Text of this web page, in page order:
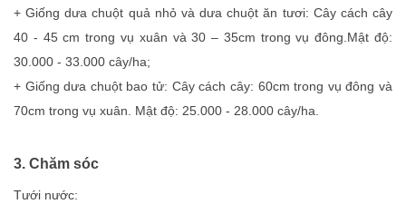
+ Giống dưa chuột quả nhỏ và dưa chuột ăn tươi: Cây cách cây
40 - 45 cm trong vụ xuân và 30 – 35cm trong vụ đông.Mật độ:
30.000 - 33.000 cây/ha;
+ Giống dưa chuột bao tử: Cây cách cây: 60cm trong vụ đông và
70cm trong vụ xuân. Mật độ: 25.000 - 28.000 cây/ha.
3. Chăm sóc
Tưới nước: